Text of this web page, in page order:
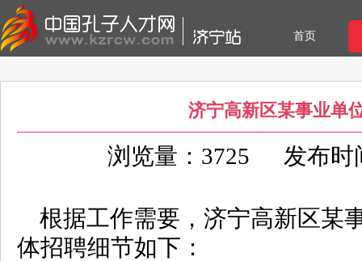
首页
济宁高新区某事业单
浏览量：3725 发布时
根据工作需要，济宁高新区某
体招聘细节如下：